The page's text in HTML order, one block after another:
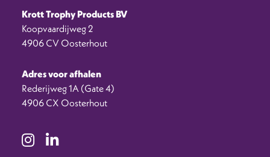
Krott Trophy Products BV
Koopvaardijweg 2
4906 CV Oosterhout
Adres voor afhalen
Rederijweg 1A (Gate 4)
4906 CX Oosterhout